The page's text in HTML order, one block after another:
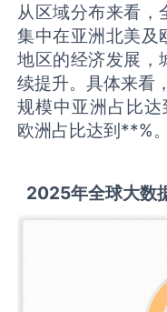
从区域分布来看，
集中在亚洲北美及
地区的经济发展，
续提升。具体来看
规模中亚洲占比
欧洲占比达到**%。
2025年全球大数